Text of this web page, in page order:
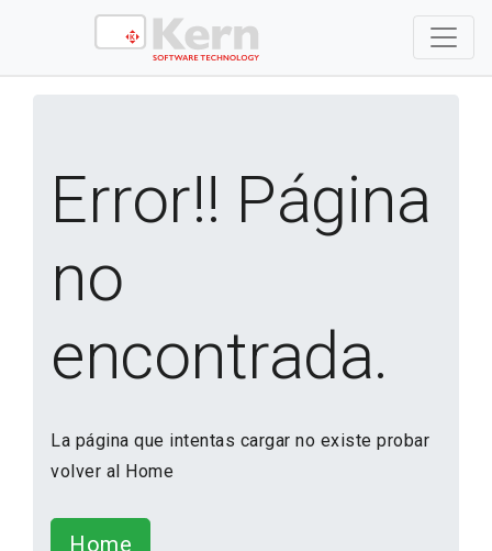
Error!! Página
no
encontrada.
La página que intentas cargar no existe probar
volver al Home
Home